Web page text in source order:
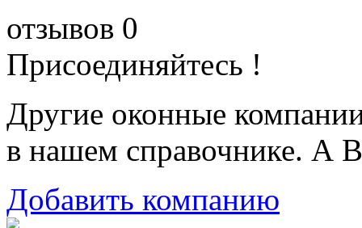
отзывов 0
Присоединяйтесь !
Другие оконные
в нашем справочнике. А
Добавить компанию